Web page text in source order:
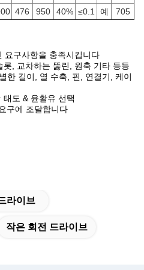
476 950 40% ≤0.1 예 705
요구사항을 충족시킵니다
, 교차하는 뚫린, 원축 기타 등등
한 길이, 열 수축, 핀, 연결기, 케이
도 & 윤활유 선택
구에 조달합니다
라이브
작은 회전 드라이브